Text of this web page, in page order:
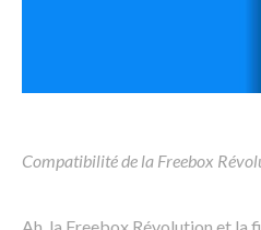
Compatibilité de la Freebox